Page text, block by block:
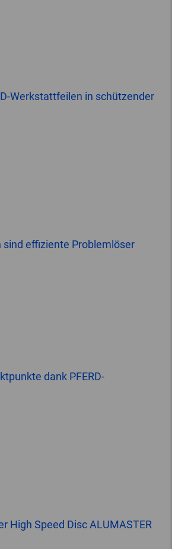
Werkstattfeilen in schützender
sind effiziente Problemlöser
dank PFERD-
High Speed Disc ALUMASTER